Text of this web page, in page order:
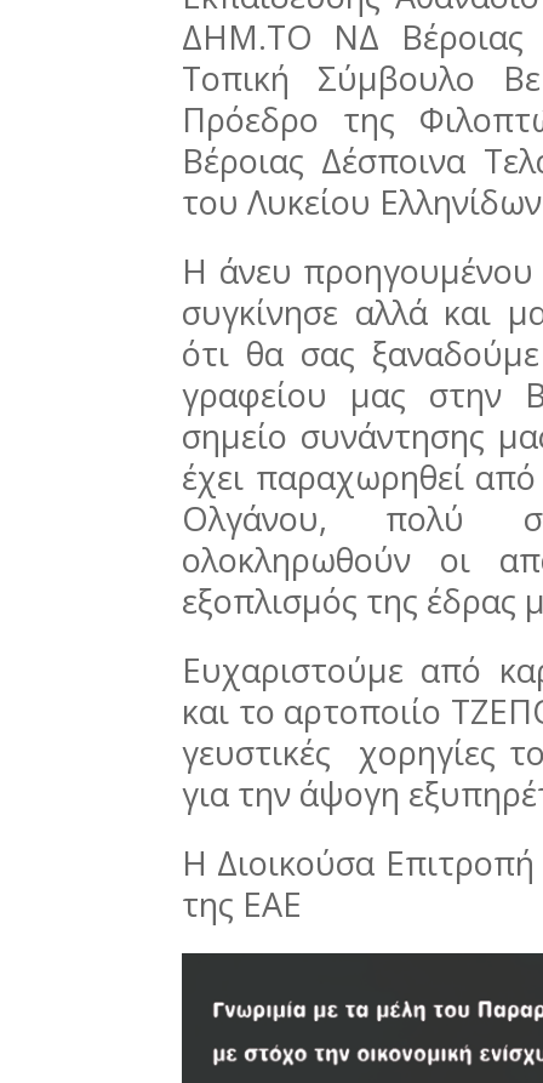
ΔΗΜ.ΤΟ ΝΔ Βέροιας
Τοπική Σύμβουλο
Πρόεδρο της
Βέροιας Δέσποινα
του Λυκείου
Η άνευ
συγκίνησε αλλά και
ότι θα σας
γραφείου μας στην
σημείο συνάντησης
έχει παραχωρηθεί
Ολγάνου, πολύ
ολοκληρωθούν οι
εξοπλισμός της έδρας
Ευχαριστούμε από
και το αρτοποιίο
γευστικές χορηγίες
για την άψογη
Η Διοικούσα
της ΕΑΕ